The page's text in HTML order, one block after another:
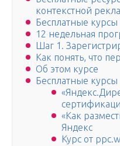
контекстной
Бесплатные
12 недельная
Шаг 1.
Как понять, что
Об этом курсе
Бесплатные курсы
«Как
Яндекс
Курс от